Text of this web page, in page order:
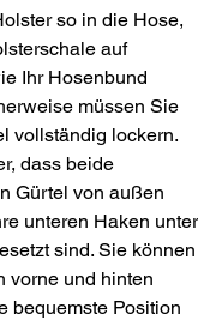
so in die Hose,
auf
Ihr Hosenbund
müssen Sie
vollständig lockern.
dass beide
Gürtel von außen
unteren Haken unter
sind. Sie können
vorne und hinten
bequemste Position